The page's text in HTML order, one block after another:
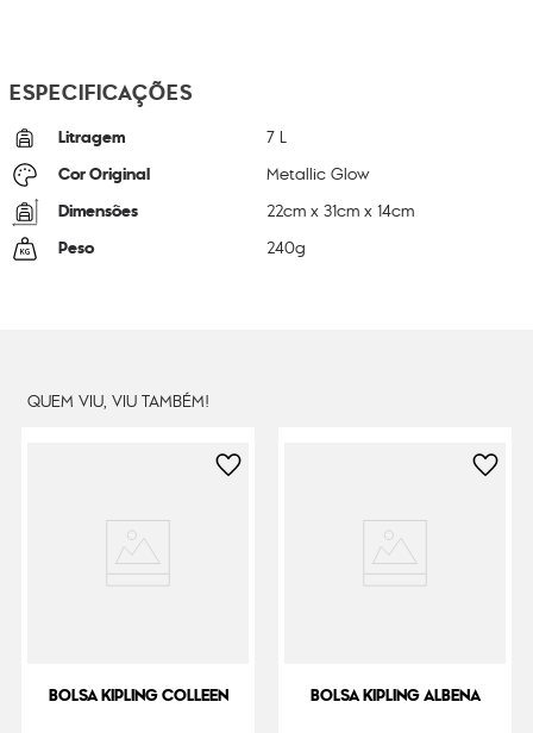
ESPECIFICAÇÕES
Litragem 7 L
Cor Original Metallic Glow
Dimensões 22cm x31cm x14cm
Peso 240g
QUEM VIU, VIU TAMBÉM!
BOLSA KIPLING COLLEEN BOLSA KIPLING ALBENA